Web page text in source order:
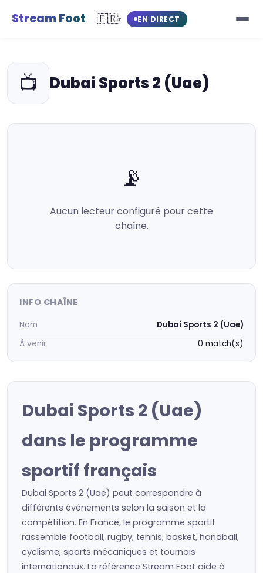
Stream Foot 🇫🇷▾ EN DIRECT
📺 Dubai Sports 2 (Uae)
📡
Aucun lecteur configuré pour cette
chaîne.
INFO CHAÎNE
Nom
Dubai Sports 2 (Uae)
À venir
0 match(s)
Dubai Sports 2 (Uae)
dans le programme
sportif français
Dubai Sports 2 (Uae) peut correspondre à
différents événements selon la saison et la
compétition. En France, le programme sportif
rassemble football, rugby, tennis, basket, handball,
cyclisme, sports mécaniques et tournois
internationaux. La référence Stream Foot aide à